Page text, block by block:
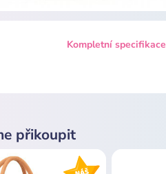
Kompletní specifikace
přikoupit